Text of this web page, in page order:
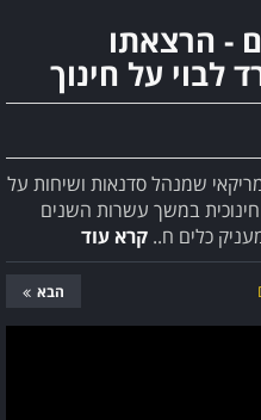
- הרצאתו
לבוי על חינוך
שמנהל סדנאות ושיחות על
במשך עשרות השנים
כלים ח.. קרא עוד
הבא